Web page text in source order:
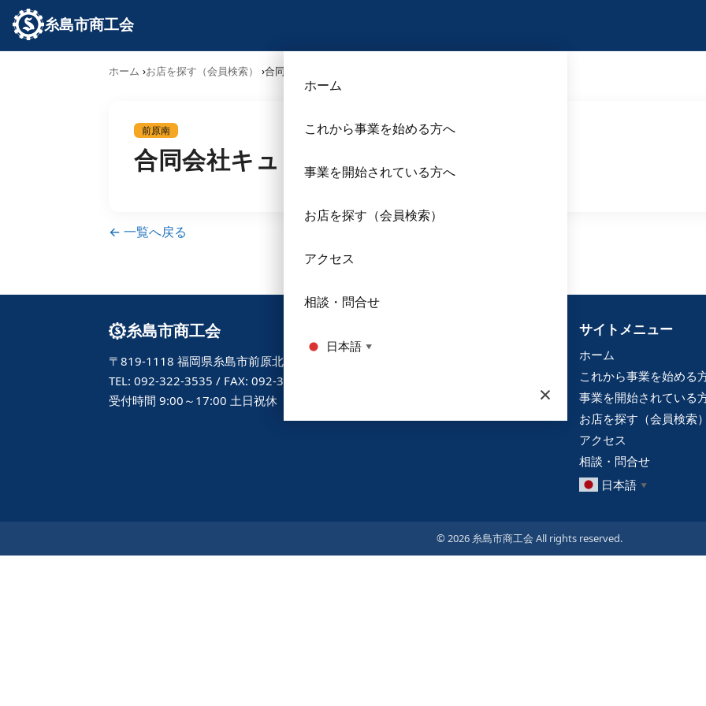
糸島市商工会
ホーム
これから事業を始める方へ
事業を開始されている方へ
お店を探す（会員検索）
アクセス
相談・問合せ
日本語 ▼
×
ホーム お店を探す（会員検索） 合同会社キュリアス
前原南
合同会社キュリアス
← 一覧へ戻る
糸島市商工会
〒819-1118 福岡県糸島市前原北1丁目1-1
TEL: 092-322-3535 / FAX: 092-322-1113
受付時間 9:00～17:00 土日祝休
サイトメニュー
ホーム
これから事業を始める
事業を開始されている
お店を探す（会員検索）
アクセス
相談・問合せ
日本語 ▼
© 2026 糸島市商工会 All rights reserved.